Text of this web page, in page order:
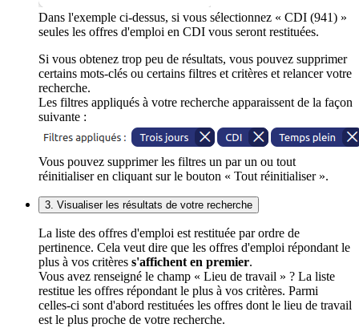
Dans l'exemple ci-dessus, si vous sélectionnez « CDI (941) »
seules les offres d'emploi en CDI vous seront restituées.
Si vous obtenez trop peu de résultats, vous pouvez supprimer
certains mots-clés ou certains filtres et critères et relancer votre
recherche.
Les filtres appliqués à votre recherche apparaissent de la façon
suivante :
Vous pouvez supprimer les filtres un par un ou tout
réinitialiser en cliquant sur le bouton « Tout réinitialiser ».
3. Visualiser les résultats de votre recherche
La liste des offres d'emploi est restituée par ordre de
pertinence. Cela veut dire que les offres d'emploi répondant le
plus à vos critères s'affichent en premier.
Vous avez renseigné le champ « Lieu de travail » ? La liste
restitue les offres répondant le plus à vos critères. Parmi
celles-ci sont d'abord restituées les offres dont le lieu de travail
est le plus proche de votre recherche.